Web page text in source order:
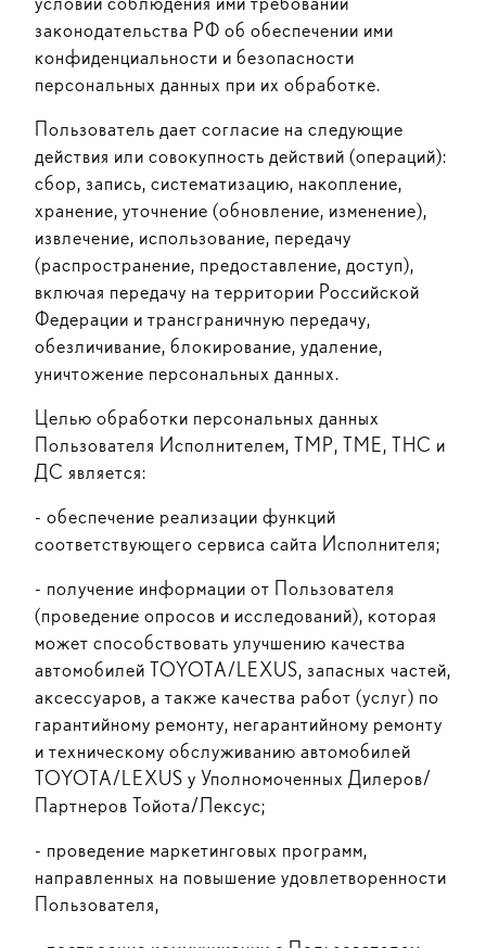
законодательства РФ об обеспечении ими
конфиденциальности и безопасности
персональных данных при их обработке.
Пользователь дает согласие на следующие
действия или совокупность действий (операций):
сбор, запись, систематизацию, накопление,
хранение, уточнение (обновление, изменение),
извлечение, использование, передачу
(распространение, предоставление, доступ),
включая передачу на территории Российской
Федерации и трансграничную передачу,
обезличивание, блокирование, удаление,
уничтожение персональных данных.
Целью обработки персональных данных
Пользователя Исполнителем, ТМР, ТМЕ, ТНС и
ДС является:
- обеспечение реализации функций
соответствующего сервиса сайта Исполнителя;
- получение информации от Пользователя
(проведение опросов и исследований), которая
может способствовать улучшению качества
автомобилей TOYOTA/LEXUS, запасных частей,
аксессуаров, а также качества работ (услуг) по
гарантийному ремонту, негарантийному ремонту
и техническому обслуживанию автомобилей
TOYOTA/LEXUS у Уполномоченных Дилеров/
Партнеров Тойота/Лексус;
- проведение маркетинговых программ,
направленных на повышение удовлетворенности
Пользователя,